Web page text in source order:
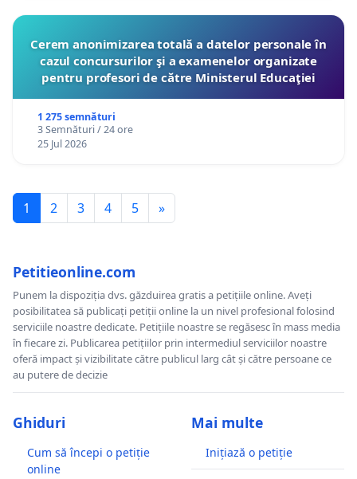
Cerem anonimizarea totală a datelor personale în
cazul concursurilor şi a examenelor organizate
pentru profesori de către Ministerul Educaţiei
1 275 semnături
3 Semnături / 24 ore
25 Jul 2026
1 2 3 4 5 »
Petitieonline.com
Punem la dispoziția dvs. găzduirea gratis a petițiile online. Aveți
posibilitatea să publicați petiții online la un nivel profesional folosind
serviciile noastre dedicate. Petițiile noastre se regăsesc în mass media
în fiecare zi. Publicarea petițiilor prin intermediul serviciilor noastre
oferă impact și vizibilitate către publicul larg cât și către persoane ce
au putere de decizie
Ghiduri
Cum să începi o petiție
online
Mai multe
Inițiază o petiție